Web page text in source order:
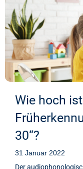
Wie hoch
30“?
31 Januar 2022
Der